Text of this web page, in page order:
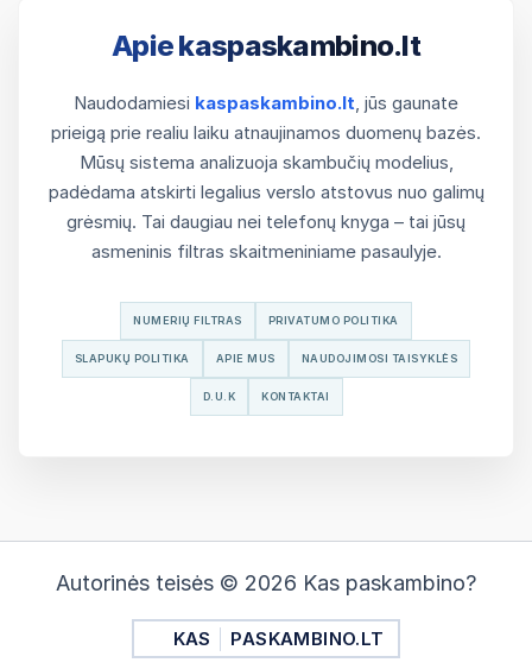
Apie kaspaskambino.lt
Naudodamiesi kaspaskambino.lt, jūs gaunate
prieigą prie realiu laiku atnaujinamos duomenų bazės.
Mūsų sistema analizuoja skambučių modelius,
padėdama atskirti legalius verslo atstovus nuo galimų
grėsmių. Tai daugiau nei telefonų knyga – tai jūsų
asmeninis filtras skaitmeniniame pasaulyje.
NUMERIŲ FILTRAS PRIVATUMO POLITIKA
SLAPUKŲ POLITIKA APIE MUS NAUDOJIMOSI TAISYKLĖS
D.U.K KONTAKTAI
Autorinės teisės © 2026 Kas paskambino?
KAS PASKAMBINO.LT